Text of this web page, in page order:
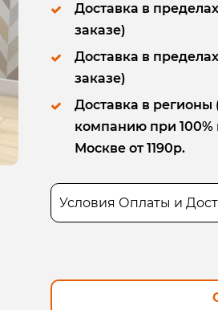
Доставка в
заказе)
Доставка в
заказе)
Доставка в
компанию при 100%
Москве от 1190р.
Условия Оплаты и